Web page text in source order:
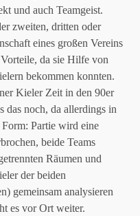
und auch Teamgeist.
zweiten, dritten oder
eines großen Vereins
da sie Hilfe von
bekommen konnten.
Kieler Zeit in den 90er
das noch, da allerdings in
Partie wird eine
beide Teams
Räumen und
der beiden
gemeinsam analysieren
es vor Ort weiter.